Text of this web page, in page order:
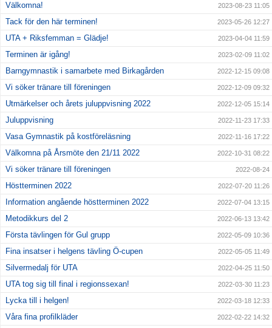
Välkomna! 2023-08-23 11:05
Tack för den här terminen! 2023-05-26 12:27
UTA + Riksfemman = Glädje! 2023-04-04 11:59
Terminen är igång! 2023-02-09 11:02
Barngymnastik i samarbete med Birkagården 2022-12-15 09:08
Vi söker tränare till föreningen 2022-12-09 09:32
Utmärkelser och årets juluppvisning 2022 2022-12-05 15:14
Juluppvisning 2022-11-23 17:33
Vasa Gymnastik på kostföreläsning 2022-11-16 17:22
Välkomna på Årsmöte den 21/11 2022 2022-10-31 08:22
Vi söker tränare till föreningen 2022-08-24
Höstterminen 2022 2022-07-20 11:26
Information angående höstterminen 2022 2022-07-04 13:15
Metodikkurs del 2 2022-06-13 13:42
Första tävlingen för Gul grupp 2022-05-09 10:36
Fina insatser i helgens tävling Ö-cupen 2022-05-05 11:49
Silvermedalj för UTA 2022-04-25 11:50
UTA tog sig till final i regionssexan! 2022-03-30 11:23
Lycka till i helgen! 2022-03-18 12:33
Våra fina profilkläder 2022-02-22 14:32